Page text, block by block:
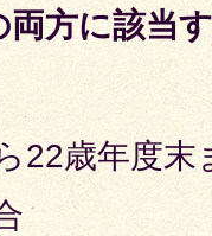
両方に該当
22歳年度